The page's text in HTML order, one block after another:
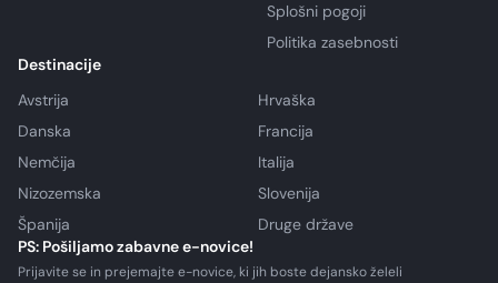
Splošni pogoji
Politika zasebnosti
Destinacije
Avstrija
Hrvaška
Danska
Francija
Nemčija
Italija
Nizozemska
Slovenija
Španija
Druge države
PS: Pošiljamo zabavne e-novice!
Prijavite se in prejemajte e-novice, ki jih boste dejansko želeli